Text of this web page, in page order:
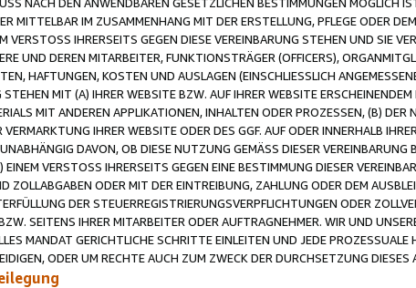
MITTELBAR IM ZUSAMMENHANG MIT DER ERSTELLUNG, PFLEGE ODER
VERSTOSS IHRERSEITS GEGEN DIESE VEREINBARUNG STEHEN UND SIE
UND DEREN MITARBEITER, FUNKTIONSTRÄGER (OFFICERS),
HAFTUNGEN, KOSTEN UND AUSLAGEN (EINSCHLIESSLICH
MIT (A) IHRER WEBSITE BZW. AUF IHRER WEBSITE
MIT ANDEREN APPLIKATIONEN, INHALTEN ODER PROZESSEN, (B)
IHRER WEBSITE ODER DES GGF. AUF ODER INNERHALB
DAVON, OB DIESE NUTZUNG GEMÄSS DIESER VEREINBARUNG
VERSTOSS IHRERSEITS GEGEN EINE BESTIMMUNG DIESER
ZOLLABGABEN ODER MIT DER EINTREIBUNG, ZAHLUNG ODER DEM
DER STEUERREGISTRIERUNGSVERPFLICHTUNGEN ODER
SEITENS IHRER MITARBEITER ODER AUFTRAGNEHMER. WIR UND
MANDAT GERICHTLICHE SCHRITTE EINLEITEN UND JEDE
ODER UM RECHTE AUCH ZUM ZWECK DER DURCHSETZUNG